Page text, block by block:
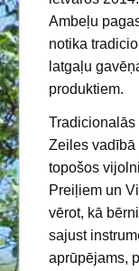
Ambeļu
notika
latgaļu
produktiem.
Zeiles vadībā
topošos
Preiļiem un
vērot, kā
sajust
aprūpējams,